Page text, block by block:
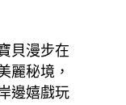
貝漫步在
麗秘境，
邊嬉戲玩